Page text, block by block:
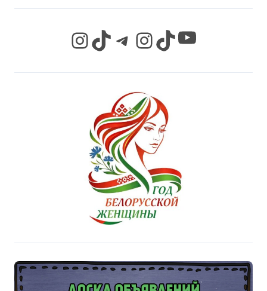
InstagramTikTok Telegram InstagramTikTok YouTube